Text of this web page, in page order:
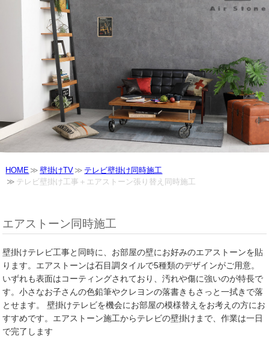
HOME 壁掛けTV
テレビ壁掛け同時施工
テレビ壁掛け工事＋エアストーン張り替え同時施工
エアストーン同時施工
壁掛けテレビ工事と同時に、お部屋の壁にお好みのエアストーンを貼
ります。エアストーンは石目調タイルで5種類のデザインがご用意。
いずれも表面はコーティングされており、汚れや傷に強いのが特長で
す。小さなお子さんの色鉛筆やクレヨンの落書きもさっと一拭きで落
とせます。 壁掛けテレビを機会にお部屋の模様替えをお考えの方にお
すすめです。エアストーン施工からテレビの壁掛けまで、作業は一日
で完了します